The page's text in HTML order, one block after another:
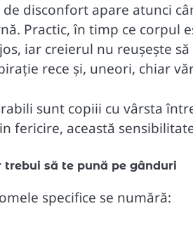
de disconfort apare atunci
Practic, în timp ce corpul
iar creierul nu reușește
rece și, uneori, chiar
sunt copiii cu vârsta
fericire, această
trebui să te pună pe gânduri
specifice se numără: